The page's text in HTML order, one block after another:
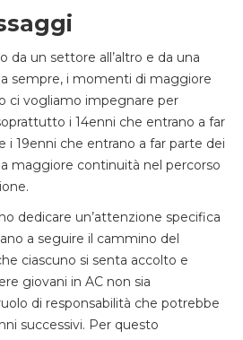
da un settore all’altro e da una
sempre, i momenti di maggiore
ci vogliamo impegnare per
i 14enni che entrano a far
i 19enni che entrano a far parte dei
maggiore continuità nel percorso
dedicare un’attenzione specifica
a seguire il cammino del
ciascuno si senta accolto e
giovani in AC non sia
di responsabilità che potrebbe
successivi. Per questo